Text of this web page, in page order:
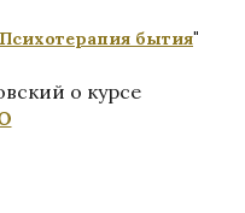
бытия"
о курсе